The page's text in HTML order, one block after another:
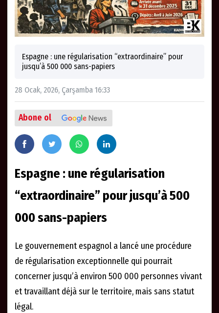
Espagne : une régularisation “extraordinaire” pour
jusqu’à 500 000 sans-papiers
28 Ocak, 2026, Çarşamba 16:33
Abone ol
Espagne : une régularisation
“extraordinaire” pour jusqu’à 500
000 sans-papiers
Le gouvernement espagnol a lancé une procédure
de régularisation exceptionnelle qui pourrait
concerner jusqu’à environ 500 000 personnes vivant
et travaillant déjà sur le territoire, mais sans statut
légal.